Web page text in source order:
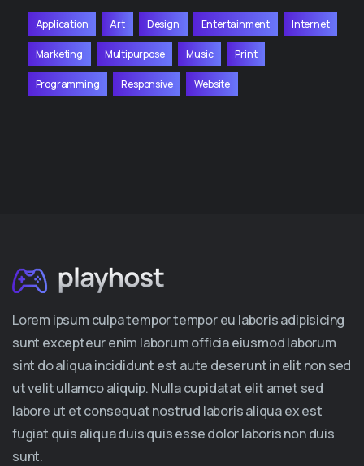
Application Art Design Entertainment Internet
Marketing Multipurpose Music Print
Programming Responsive Website
Lorem ipsum culpa tempor tempor eu laboris adipisicing
sunt excepteur enim laborum officia eiusmod laborum
sint do aliqua incididunt est aute deserunt in elit non sed
ut velit ullamco aliquip. Nulla cupidatat elit amet sed
labore ut et consequat nostrud laboris aliqua ex est
fugiat quis aliqua duis quis esse dolor laboris non duis
sunt.